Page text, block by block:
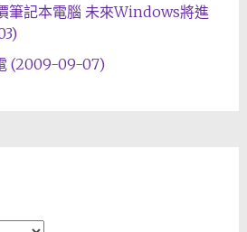
筆記本電腦 未來Windows將進
(2009-09-07)